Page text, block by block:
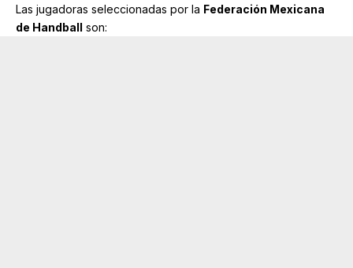
Las jugadoras seleccionadas por la Federación Mexicana
de Handball son: